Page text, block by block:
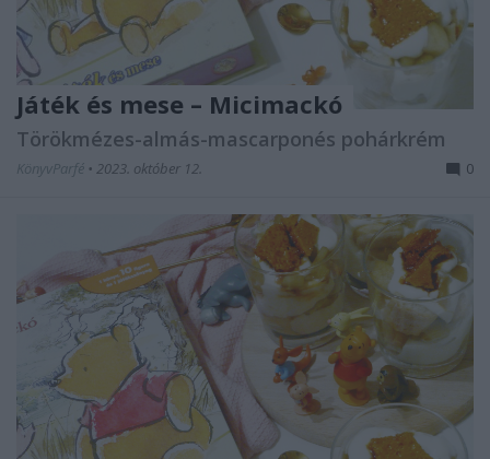
Játék ​és mese – Micimackó
Törökmézes-almás-mascarponés pohárkrém
KönyvParfé • 2023. október 12. 0